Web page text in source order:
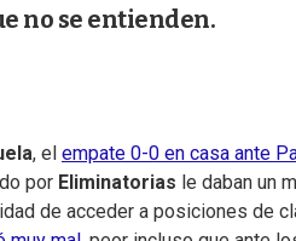
no se entienden.
, el empate 0-0 en casa ante
por Eliminatorias le daban un
de acceder a posiciones de